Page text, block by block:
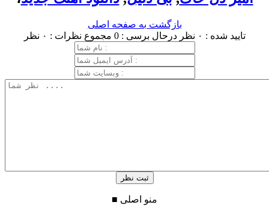
بازگشت به صفحه اصلی
تایید شده : ۰ نظر
درحال برسی : 0 مجموع نظرات : ۰ نظر
■ منو اصلی